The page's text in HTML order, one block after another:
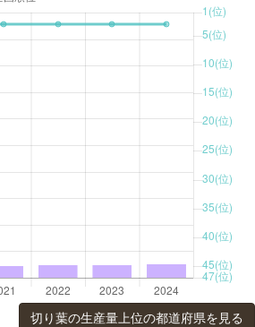
切り葉の生産量上位の都道府県を見る